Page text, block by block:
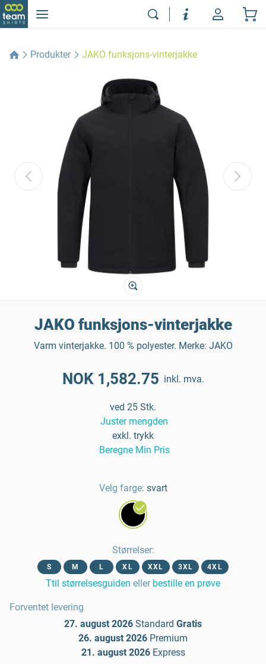
Produkter JAKO funksjons-vinterjakke
JAKO funksjons-vinterjakke
Varm vinterjakke. 100 % polyester. Merke: JAKO
NOK 1,582.75 inkl. mva.
ved 25 Stk.
Juster mengden
exkl. trykk
Beregne Min Pris
Velg farge: svart
Størrelser:
S M L XL XXL 3XL 4XL
Ttil størrelsesguiden eller bestille en prøve
Forventet levering
27. august 2026 Standard Gratis
26. august 2026 Premium
21. august 2026 Express